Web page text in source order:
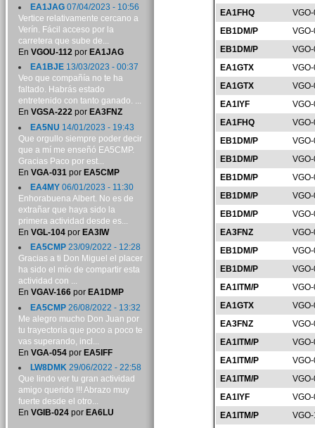
EA1FHQ
EB1DM/P
EB1DM/P
EA1GTX
EA1GTX
EA1IYF
EA1FHQ
EB1DM/P
EB1DM/P
EB1DM/P
EB1DM/P
EB1DM/P
EA3FNZ
EB1DM/P
EB1DM/P
EA1ITM/P
EA1GTX
EA3FNZ
EA1ITM/P
EA1ITM/P
EA1ITM/P
EA1IYF
EA1ITM/P
EA1JAG07/04/2023 - 10:56
Vertice relativamente cercano a
Verín. Fácil acceso por la
carretera que sube de...
En VGOU-112por EA1JAG
EA1BJE13/03/2023 - 00:37
Veo que compañía no te ha
faltado. Habrás estado
entretenido con tanto ganado. ...
En VGSA-222por EA3FNZ
EA5NU 14/01/2023 - 19:43
Que orgullo siempre poder decir
que a mí me enseñó EA5CMP.
Gracias Paco por est...
En VGA-031 por EA5CMP
EA4MY06/01/2023 - 11:30
Enhorabuena Albert. No es de
extrañar que haya sido la
primera actividad desde es...
En VGL-104por EA3IW
EA5CMP23/09/2022 - 12:28
Gracias a ti Don Miguel el placer
ha sido el mío de compartir esta
actividad con ...
En VGAV-166por EA1DMP
EA5CMP26/08/2022 - 13:32
Me alegro mucho Don Juan por
tu trayectoria que poco a poco te
vas superando, incl...
En VGA-054por EA5IFF
LW8DMK29/06/2022 - 22:58
Que lindo ver tu gran actividad
amigo querido !!! Abrazo muy
fuerte desde el otro...
En VGIB-024por EA6LU